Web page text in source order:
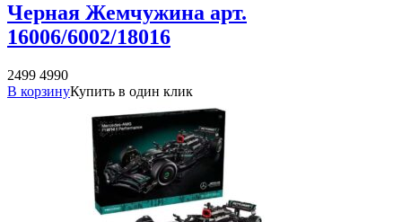
Черная Жемчужина арт.
16006/6002/18016
2499 4990
В корзинуКупить в один клик